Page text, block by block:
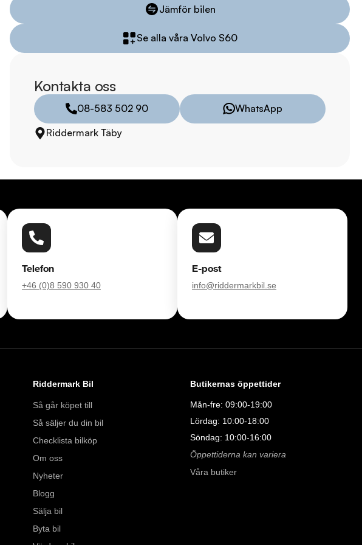
försäkring från Folksam.
Se hur vi genomför våra tester här:
https://vimeo.com/1011323016
Telefontider:
Måndag - Söndag 08:00 - 24:00
Besökstider i butik:
Söndag 10:00 - 16:00
Välkomna!
Jämför bilen
Se alla våra Volvo S60
Kontakta oss
08-583 502 90
WhatsApp
Riddermark Täby
Telefon
+46 (0)8 590 930 40
E-post
info@riddermarkbil.se
Riddermark Bil
Så går köpet till
Så säljer du din bil
Checklista bilköp
Om oss
Nyheter
Blogg
Sälja bil
Byta bil
Butikernas öppettider
Mån-fre: 09:00-19:00
Lördag: 10:00-18:00
Söndag: 10:00-16:00
Öppettiderna kan variera
Våra butiker